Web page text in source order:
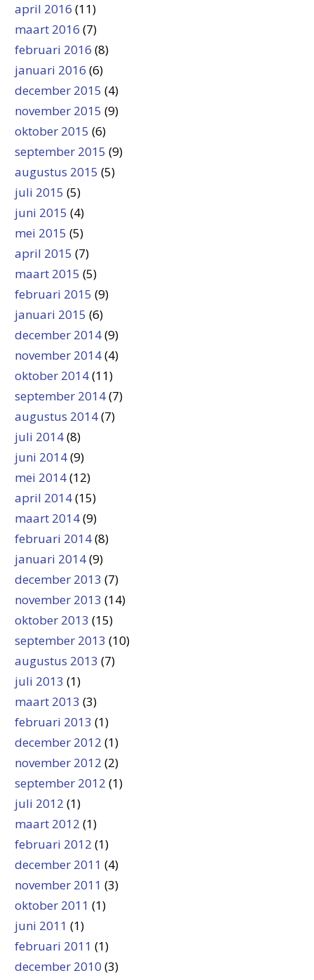
april 2016 (11)
maart 2016 (7)
februari 2016 (8)
januari 2016 (6)
december 2015 (4)
november 2015 (9)
oktober 2015 (6)
september 2015 (9)
augustus 2015 (5)
juli 2015 (5)
juni 2015 (4)
mei 2015 (5)
april 2015 (7)
maart 2015 (5)
februari 2015 (9)
januari 2015 (6)
december 2014(9)
november 2014(4)
oktober 2014(11)
september 2014(7)
augustus 2014(7)
juli 2014(8)
juni 2014(9)
mei 2014(12)
april 2014(15)
maart 2014(9)
februari 2014(8)
januari 2014(9)
december 2013 (7)
november 2013 (14)
oktober 2013 (15)
september 2013 (10)
augustus 2013 (7)
juli 2013 (1)
maart 2013 (3)
februari 2013 (1)
december 2012 (1)
november 2012 (2)
september 2012 (1)
juli 2012 (1)
maart 2012 (1)
februari 2012 (1)
december 2011 (4)
november 2011 (3)
oktober 2011 (1)
juni 2011 (1)
februari 2011 (1)
december 2010 (3)